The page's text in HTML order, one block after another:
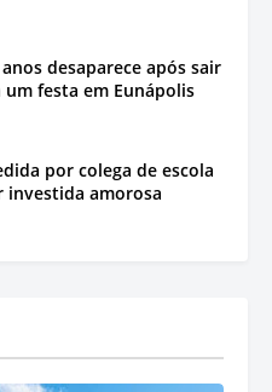
desaparece após sair
um festa em Eunápolis
por colega de escola
investida amorosa